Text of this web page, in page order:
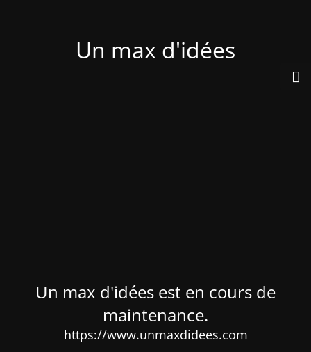
Un max d'idées
Un max d'idées est en cours de
maintenance.
https://www.unmaxdidees.com